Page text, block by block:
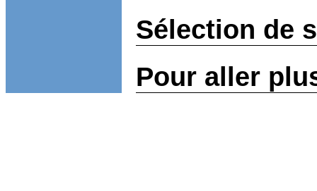
Sélection de
Pour aller